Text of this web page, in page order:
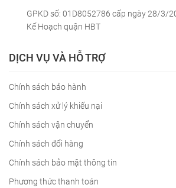
GPKD số: 01D8052786 cấp ngày 28/3/
Kế Hoạch quận HBT
DỊCH VỤ VÀ HỖ TRỢ
Chính sách bảo hành
Chính sách xử lý khiếu nại
Chính sách vận chuyển
Chính sách đổi hàng
Chính sách bảo mật thông tin
Phương thức thanh toán